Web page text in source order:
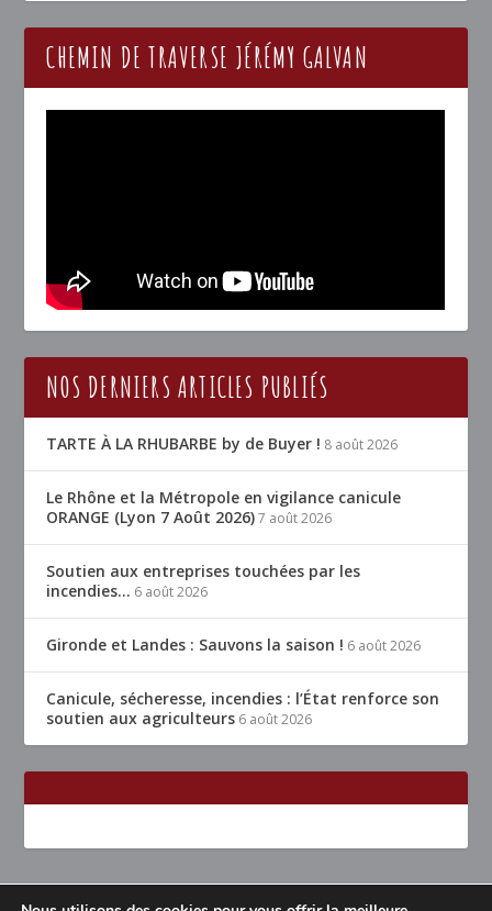
CHEMIN DE TRAVERSE JÉRÉMY GALVAN
NOS DERNIERS ARTICLES PUBLIÉS
TARTE À LA RHUBARBE by de Buyer ! 8 août 2026
Le Rhône et la Métropole en vigilance canicule
ORANGE (Lyon 7 Août 2026) 7 août 2026
Soutien aux entreprises touchées par les
incendies… 6 août 2026
Gironde et Landes : Sauvons la saison ! 6 août 2026
Canicule, sécheresse, incendies : l’État renforce son
soutien aux agriculteurs 6 août 2026